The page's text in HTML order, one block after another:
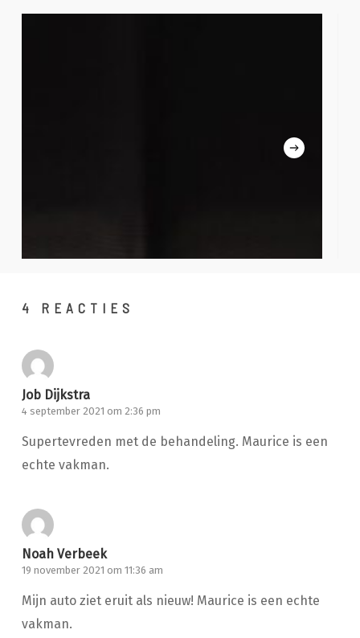
4 REACTIES
Job Dijkstra
4 september 2021 om 2:36 pm
Supertevreden met de behandeling. Maurice is een
echte vakman.
Noah Verbeek
19 november 2021 om 11:36 am
Mijn auto ziet eruit als nieuw! Maurice is een echte
vakman.